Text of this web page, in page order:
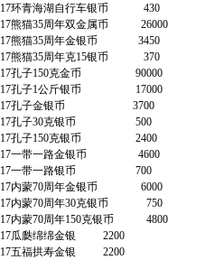
17环青海湖自行车银币 430
17熊猫35周年双金属币
17熊猫35周年金银币 3450
17熊猫35周年克15银币 370
17孔子150克金币 90000
17孔子1公斤银币 17000
17孔子金银币 3700
17孔子30克银币 500
17孔子150克银币 2400
17一带一路金银币
17一带一路银币 700
17内蒙70周年金银币 6000
17内蒙70周年30克银币
17内蒙70周年150克银币
17瓜瓞绵绵金银 2200
17五福拱寿金银 2200